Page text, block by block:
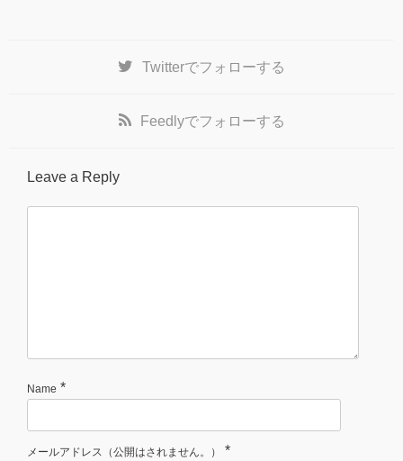
Twitterでフォローする
Feedlyでフォローする
Leave a Reply
Name *
メールアドレス（公開はされません。） *